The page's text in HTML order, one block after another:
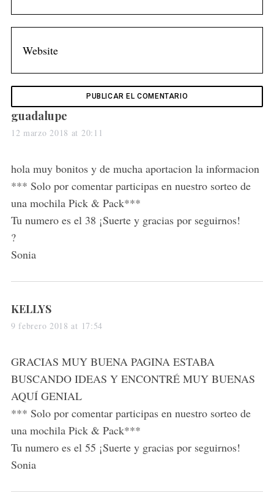
s
a
s
:
guadalupe
12 marzo 2018 at 20:11
hola muy bonitos y de mucha aportacion la informacion
*** Solo por comentar participas en nuestro sorteo de
una mochila Pick & Pack***
Tu numero es el 38 ¡Suerte y gracias por seguirnos!
?
Sonia
s
a
s
:
KELLYS
9 febrero 2018 at 17:54
GRACIAS MUY BUENA PAGINA ESTABA
BUSCANDO IDEAS Y ENCONTRÉ MUY BUENAS
AQUÍ GENIAL
*** Solo por comentar participas en nuestro sorteo de
una mochila Pick & Pack***
Tu numero es el 55 ¡Suerte y gracias por seguirnos!
Sonia
f